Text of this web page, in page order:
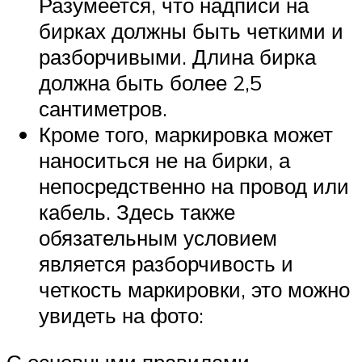
бирках должны быть четкими и
разборчивыми. Длина бирка
должна быть более 2,5
сантиметров.
Кроме того, маркировка может
наноситься не на бирки, а
непосредственно на провод или
кабель. Здесь также
обязательным условием
является разборчивость и
четкость маркировки, это можно
увидеть на фото: